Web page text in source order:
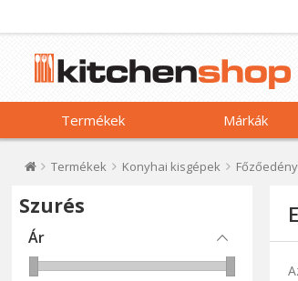
Termékek Márkák
Termékek Konyhai kisgépek
Szurés
Ár